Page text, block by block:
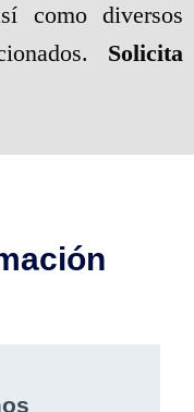
como diversos
Solicita